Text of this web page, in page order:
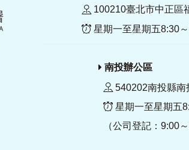
100210臺北市中正區
星期一至星期五8:30～
南投辦公區
540202南投縣南
星期一至星期五
（公司登記：9:00